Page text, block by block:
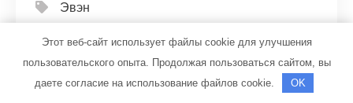
Эвэн
Эдельвейс, банный комплекс
Эдельвейс, банный комплекс
Этот веб-сайт использует файлы cookie для улучшения
пользовательского опыта. Продолжая пользоваться сайтом, вы
даете согласие на использование файлов cookie.
OK